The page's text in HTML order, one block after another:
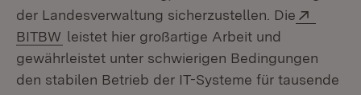
der Landesverwaltung sicherzustellen. Die
BITBW (Öffnet in neuem Fenster)
leistet hier großartige Arbeit und
gewährleistet unter schwierigen Bedingungen
den stabilen Betrieb der IT-Systeme für tausende